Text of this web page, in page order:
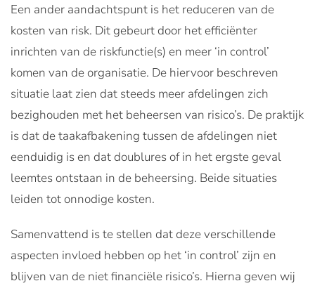
Een ander aandachtspunt is het reduceren van de
kosten van risk. Dit gebeurt door het efficiënter
inrichten van de riskfunctie(s) en meer ‘in control’
komen van de organisatie. De hiervoor beschreven
situatie laat zien dat steeds meer afdelingen zich
bezighouden met het beheersen van risico’s. De praktijk
is dat de taakafbakening tussen de afdelingen niet
eenduidig is en dat doublures of in het ergste geval
leemtes ontstaan in de beheersing. Beide situaties
leiden tot onnodige kosten.
Samenvattend is te stellen dat deze verschillende
aspecten invloed hebben op het ‘in control’ zijn en
blijven van de niet financiële risico’s. Hierna geven wij